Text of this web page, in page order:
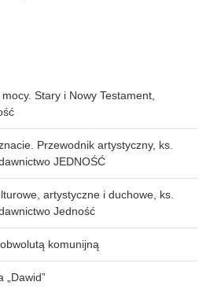
Stary i Nowy Testament,
Przewodnik artystyczny, ks.
JEDNOŚĆ
artystyczne i duchowe, ks.
Jedność
komunijną
„Dawid”